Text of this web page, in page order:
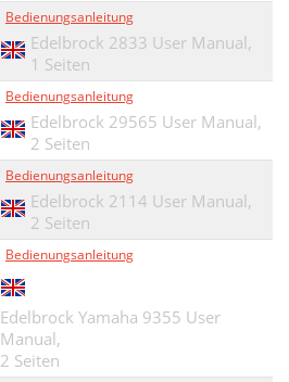
Bedienungsanleitung
Edelbrock 2833 User Manual,
1 Seiten
Bedienungsanleitung
Edelbrock 29565 User Manual,
2 Seiten
Bedienungsanleitung
Edelbrock 2114 User Manual,
2 Seiten
Bedienungsanleitung
Edelbrock Yamaha 9355 User
Manual,
2 Seiten